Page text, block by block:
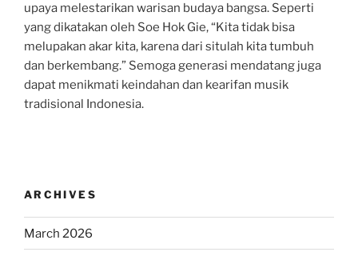
upaya melestarikan warisan budaya bangsa. Seperti
yang dikatakan oleh Soe Hok Gie, “Kita tidak bisa
melupakan akar kita, karena dari situlah kita tumbuh
dan berkembang.” Semoga generasi mendatang juga
dapat menikmati keindahan dan kearifan musik
tradisional Indonesia.
ARCHIVES
March 2026